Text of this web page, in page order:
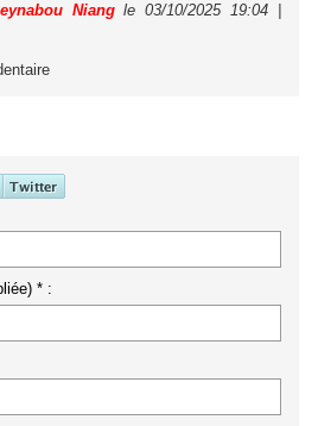
Niangle 03/10/2025 19:04
* :